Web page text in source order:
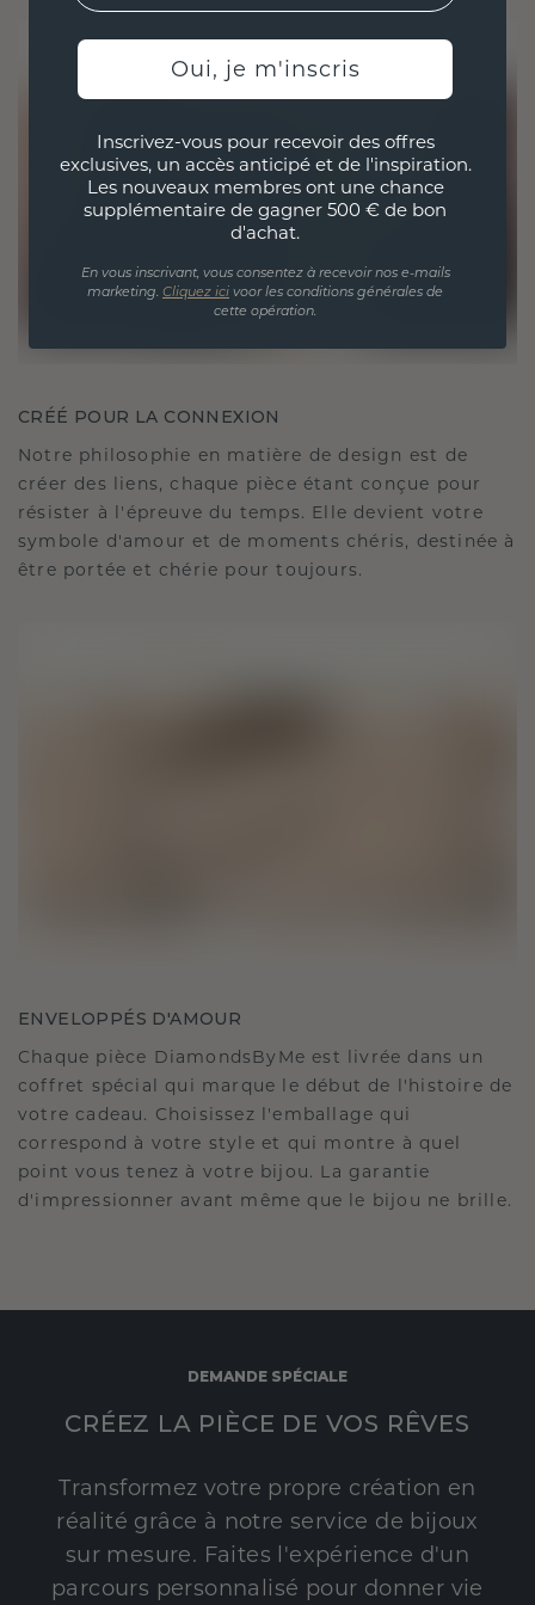
CRÉÉ POUR LA CONNEXION
Notre philosophie en matière de design est de
créer des liens, chaque pièce étant conçue pour
résister à l'épreuve du temps. Elle devient votre
symbole d'amour et de moments chéris, destinée à
être portée et chérie pour toujours.
ENVELOPPÉS D'AMOUR
Chaque pièce DiamondsByMe est livrée dans un
coffret spécial qui marque le début de l'histoire de
votre cadeau. Choisissez l'emballage qui
correspond à votre style et qui montre à quel
point vous tenez à votre bijou. La garantie
d'impressionner avant même que le bijou ne brille.
DEMANDE SPÉCIALE
CRÉEZ LA PIÈCE DE VOS RÊVES
Transformez votre propre création en
réalité grâce à notre service de bijoux
sur mesure. Faites l'expérience d'un
parcours personnalisé pour donner vie
Oui, je m'inscris
Inscrivez-vous pour recevoir des offres
exclusives, un accès anticipé et de l'inspiration.
Les nouveaux membres ont une chance
supplémentaire de gagner 500 € de bon
d'achat.
En vous inscrivant, vous consentez à recevoir nos e-mails
marketing. Cliquez ici voor les conditions générales de
cette opération.